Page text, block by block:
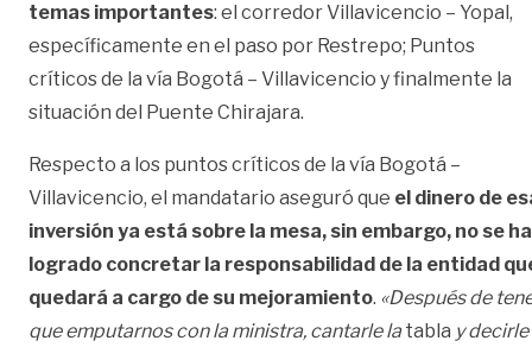
temas importantes: el corredor Villavicencio – Yopal,
específicamente en el paso por Restrepo; Puntos
críticos de la vía Bogotá – Villavicencio y finalmente la
situación del Puente Chirajara.
Respecto a los puntos críticos de la vía Bogotá –
Villavicencio, el mandatario aseguró que el dinero de
inversión ya está sobre la mesa, sin embargo, no se ha
logrado concretar la responsabilidad de la entidad
quedará a cargo de su mejoramiento. «Después de
que emputarnos con la ministra, cantarle latabla y decirle